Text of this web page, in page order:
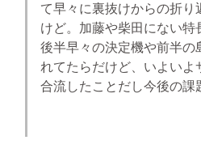
て早々に裏抜けからの折り
けど。加藤や柴田にない特
後半早々の決定機や前半の
れてたらだけど、いよいよ
合流したことだし今後の課